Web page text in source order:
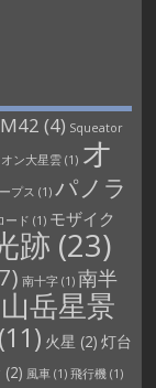
M42 (4) Squeator
ン大星雲(1) オ
プス (1) パノラ
ード (1) モザイク
跡 (23)
南十字(1) 南半
山岳星景
(11) 火星 (2) 灯台
(2) 風車(1) 飛行機(1)